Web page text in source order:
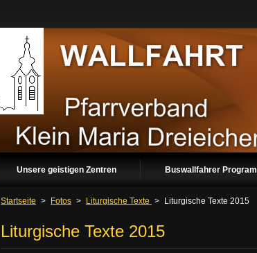
Unsere geistigen Zentren Buswallfahrer
Startseite > Fotos > Liturgische Texte > Liturgische Texte 2015
Liturgische Texte 2015